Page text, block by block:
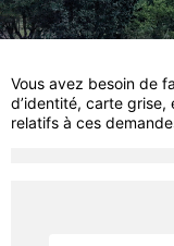
Vous avez besoin de
d’identité, carte
relatifs à ces